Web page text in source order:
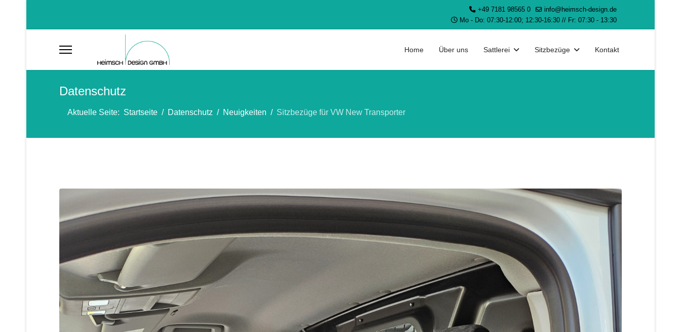
+49 7181 98565 0
info@heimsch-design.de
Mo - Do: 07:30-12:00; 12:30-16:30 // Fr: 07:30 - 13:30
Home Über uns Sattlerei Sitzbezüge Kontakt
Datenschutz
Aktuelle Seite: Startseite Datenschutz Neuigkeiten Sitzbezüge für VW New Transporter